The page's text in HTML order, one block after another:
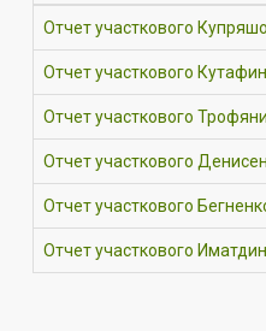
Отчет участкового
Отчет участкового
Отчет участкового
Отчет участкового
Отчет участкового
Отчет участкового